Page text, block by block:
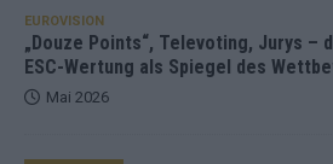
EUROVISION
„Douze Points“, Televoting, Jurys –
ESC-Wertung als Spiegel des
Mai 2026